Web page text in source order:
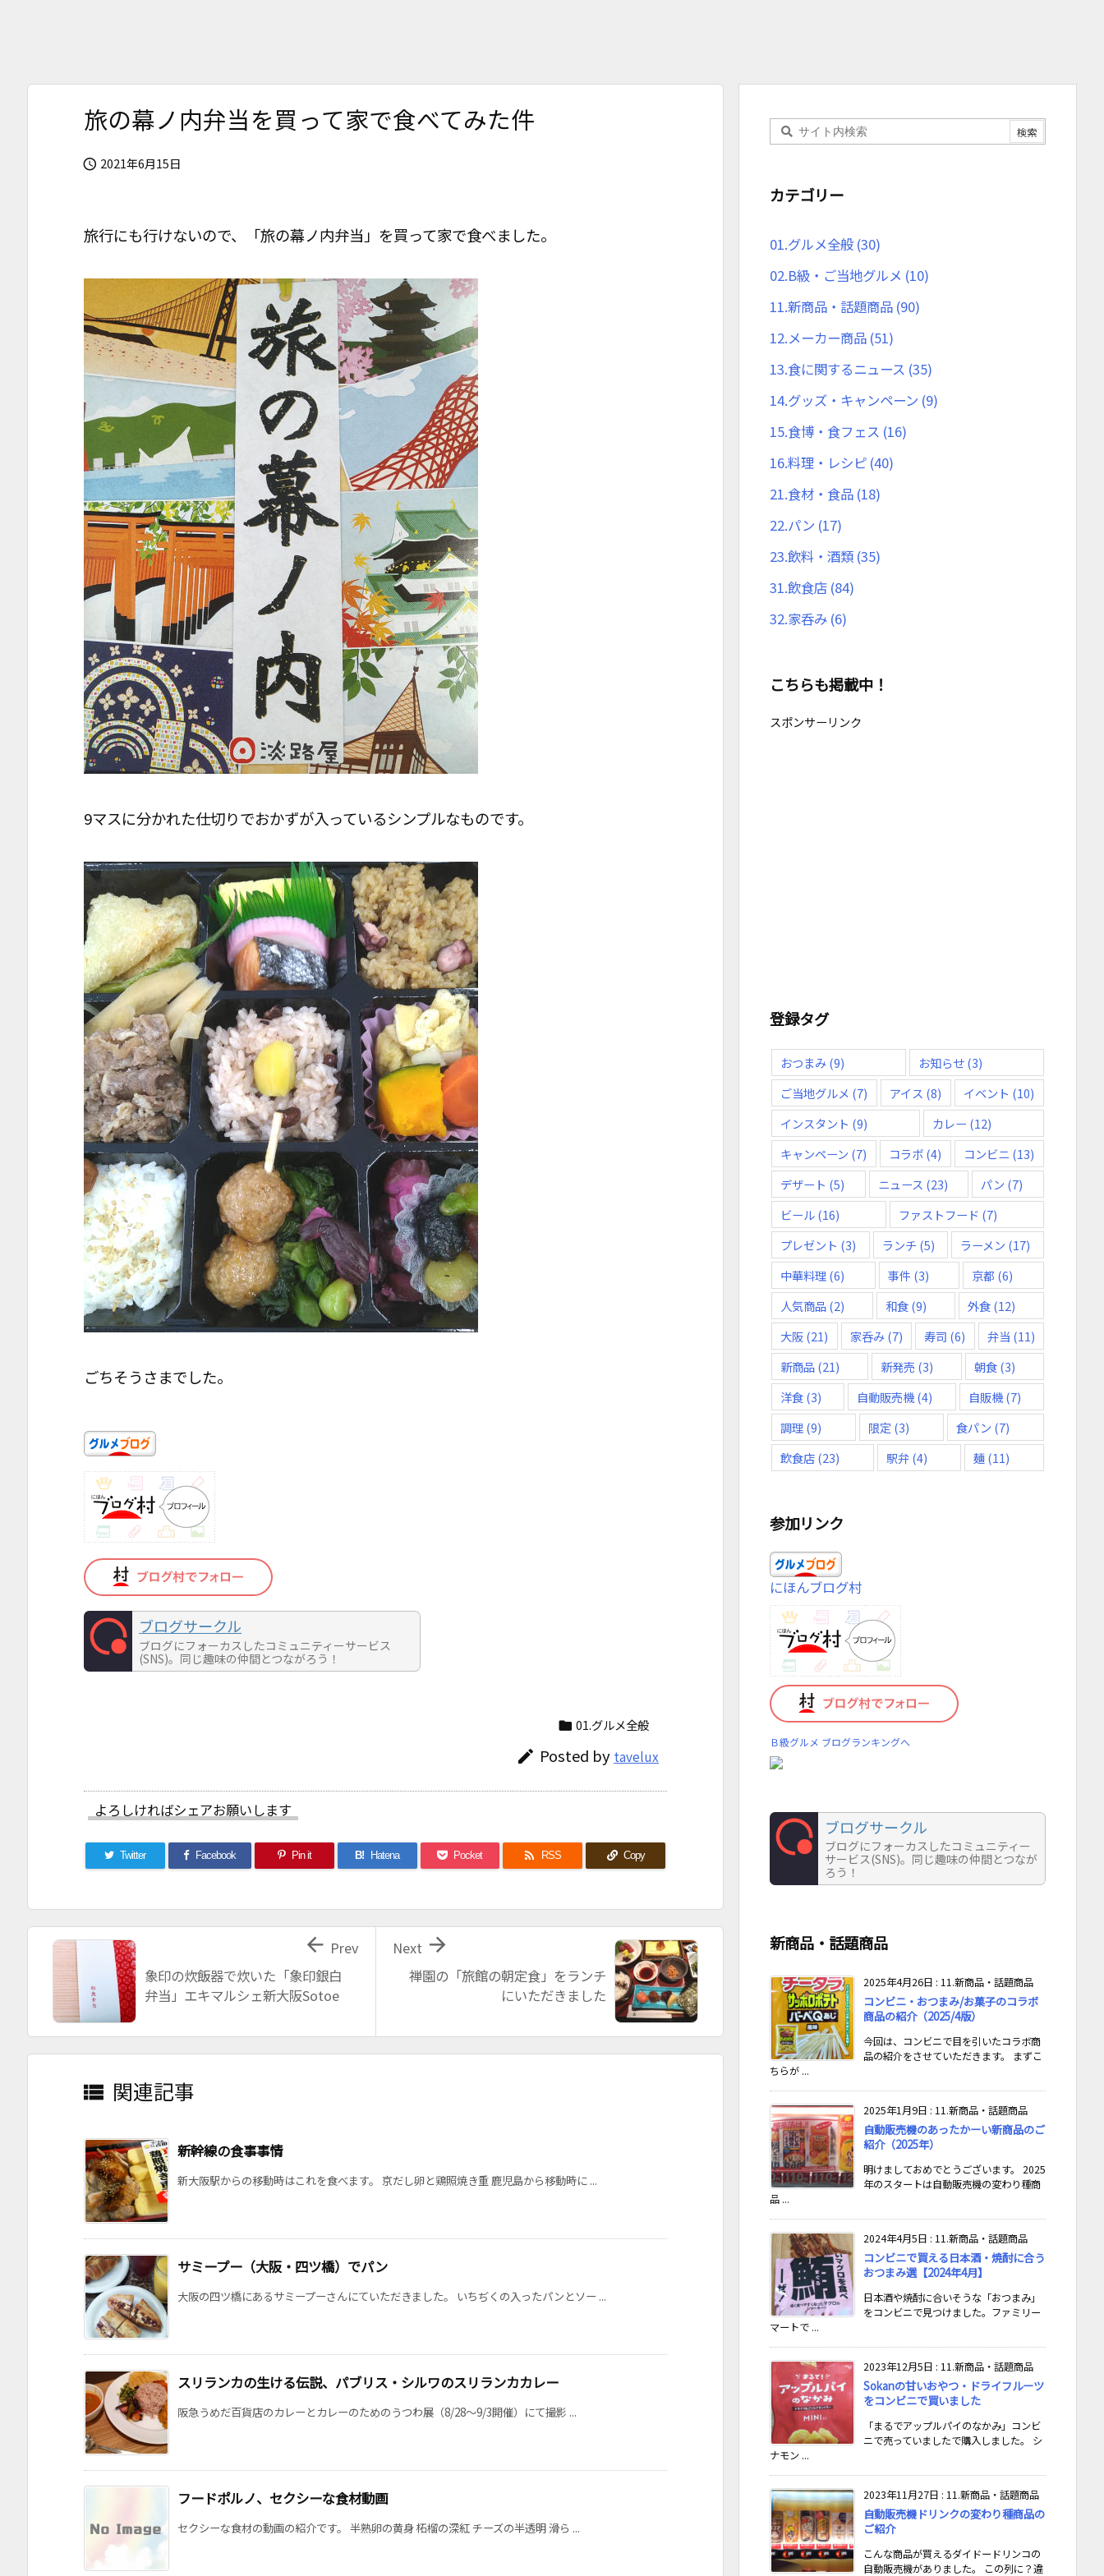
旅の幕ノ内弁当を買って家で食べてみた件
 2021年6月15日
旅行にも行けないので、「旅の幕ノ内弁当」を買って家で食べました。
9マスに分かれた仕切りでおかずが入っているシンプルなものです。
ごちそうさまでした。
ブログサークル
ブログにフォーカスしたコミュニティーサービス
(SNS)。同じ趣味の仲間とつながろう！
 01.グルメ全般
 Posted by tavelux
よろしければシェアお願いします
Twitter Facebook Pin it B! Hatena Pocket  RSS Copy
禅園の「旅館の朝定食」をランチ
にいただきました

Next
象印の炊飯器で炊いた「象印銀白
弁当」エキマルシェ新大阪Sotoe
 Prev
 関連記事
新幹線の食事事情
新大阪駅からの移動時はこれを食べます。 京だし卵と鶏照焼き重 鹿児島から移動時に ...
サミープー（大阪・四ツ橋）でパン
大阪の四ツ橋にあるサミープーさんにていただきました。 いちぢくの入ったパンとソー ...
スリランカの生ける伝説、パブリス・シルワのスリランカカレー
阪急うめだ百貨店のカレーとカレーのためのうつわ展（8/28～9/3開催）にて撮影 ...
フードポルノ、セクシーな食材動画
セクシーな食材の動画の紹介です。 半熟卵の黄身 柘榴の深紅 チーズの半透明 滑ら ...
カテゴリー
01.グルメ全般 (30)
02.B級・ご当地グルメ (10)
11.新商品・話題商品 (90)
12.メーカー商品 (51)
13.食に関するニュース (35)
14.グッズ・キャンペーン (9)
15.食博・食フェス (16)
16.料理・レシピ (40)
21.食材・食品 (18)
22.パン (17)
23.飲料・酒類 (35)
31.飲食店 (84)
32.家呑み (6)
こちらも掲載中！
スポンサーリンク
登録タグ
おつまみ(9) お知らせ(3)
ご当地グルメ (7) アイス (8) イベント (10)
インスタント (9) カレー (12)
キャンペーン (7) コラボ(4) コンビニ (13)
デザート (5) ニュース (23) パン (7)
ビール(16) ファストフード (7)
プレゼント (3) ランチ (5) ラーメン (17)
中華料理(6) 事件 (3) 京都 (6)
人気商品(2) 和食(9) 外食(12)
大阪(21) 家呑み(7) 寿司 (6) 弁当 (11)
新商品(21) 新発売 (3) 朝食(3)
洋食(3) 自動販売機(4) 自販機(7)
調理(9) 限定 (3) 食パン (7)
飲食店(23) 駅弁(4) 麺(11)
参加リンク
にほんブログ村
Ｂ級グルメ ブログランキングへ
ブログサークル
ブログにフォーカスしたコミュニティー
サービス(SNS)。同じ趣味の仲間とつなが
ろう！
新商品・話題商品
2025年4月26日 : 11.新商品・話題商品
コンビニ・おつまみ/お菓子のコラボ
商品の紹介（2025/4版）
今回は、コンビニで目を引いたコラボ商
品の紹介をさせていただきます。 まずこ
ちらが ...
2025年1月9日 : 11.新商品・話題商品
自動販売機のあったかーい新商品のご
紹介（2025年）
明けましておめでとうございます。 2025
年のスタートは自動販売機の変わり種商
品 ...
2024年4月5日 : 11.新商品・話題商品
コンビニで買える日本酒・焼酎に合う
おつまみ選【2024年4月】
日本酒や焼酎に合いそうな「おつまみ」
をコンビニで見つけました。ファミリー
マートで ...
2023年12月5日 : 11.新商品・話題商品
Sokanの甘いおやつ・ドライフルーツ
をコンビニで買いました
「まるでアップルパイのなかみ」コンビ
ニで売っていましたで購入しました。 シ
ナモン ...
2023年11月27日 : 11.新商品・話題商品
自動販売機ドリンクの変わり種商品の
ご紹介
こんな商品が買えるダイドードリンコの
自動販売機がありました。 この列に？違